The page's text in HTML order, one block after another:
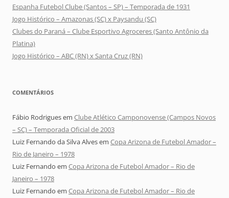
Espanha Futebol Clube (Santos – SP) – Temporada de 1931
Jogo Histórico – Amazonas (SC) x Paysandu (SC)
Clubes do Paraná – Clube Esportivo Agroceres (Santo Antônio da
Platina)
Jogo Histórico – ABC (RN) x Santa Cruz (RN)
COMENTÁRIOS
Fábio Rodriguesem Clube Atlético Camponovense (Campos Novos
– SC) – Temporada Oficial de 2003
Luiz Fernando da Silva Alvesem Copa Arizona de Futebol Amador –
Rio de Janeiro – 1978
Luiz Fernando em Copa Arizona de Futebol Amador – Rio de
Janeiro – 1978
Luiz Fernando em Copa Arizona de Futebol Amador – Rio de